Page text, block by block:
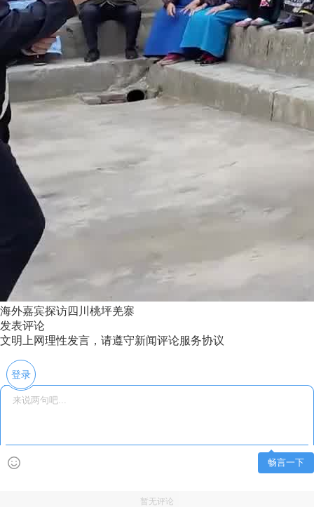
海外嘉宾探访四川桃坪羌寨
发表评论
文明上网理性发言，请遵守新闻评论服务协议
登录
畅言一下
暂无评论